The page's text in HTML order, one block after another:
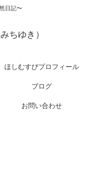
日記〜
ちゆき）
ほしむすびプロフィール
ブログ
お問い合わせ